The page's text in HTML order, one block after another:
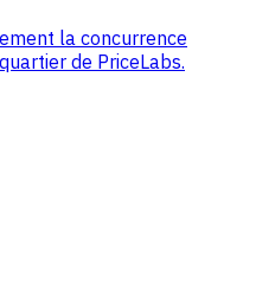
la concurrence
de PriceLabs.